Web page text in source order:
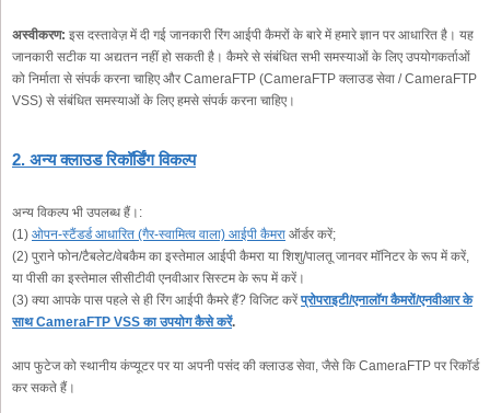
अस्वीकरण: इस दस्तावेज़ में दी गई जानकारी रिंग आईपी कैमरों के बारे में हमारे ज्ञान पर आधारित है। यह
जानकारी सटीक या अद्यतन नहीं हो सकती है। कैमरे से संबंधित सभी समस्याओं के लिए उपयोगकर्ताओं
को निर्माता से संपर्क करना चाहिए और CameraFTP (CameraFTP क्लाउड सेवा / CameraFTP
VSS) से संबंधित समस्याओं के लिए हमसे संपर्क करना चाहिए।
2. अन्य क्लाउड रिकॉर्डिंग विकल्प
अन्य विकल्प भी उपलब्ध हैं।:
(1) ओपन-स्टैंडर्ड आधारित (गैर-स्वामित्व वाला) आईपी कैमरा ऑर्डर करें;
(2) पुराने फोन/टैबलेट/वेबकैम का इस्तेमाल आईपी कैमरा या शिशु/पालतू जानवर मॉनिटर के रूप में करें,
या पीसी का इस्तेमाल सीसीटीवी एनवीआर सिस्टम के रूप में करें।
(3) क्या आपके पास पहले से ही रिंग आईपी कैमरे हैं? विजिट करेंप्रोपराइटी/एनालॉग कैमरों/एनवीआर के
साथ CameraFTP VSS का उपयोग कैसे करें.
आप फुटेज को स्थानीय कंप्यूटर पर या अपनी पसंद की क्लाउड सेवा, जैसे कि CameraFTP पर रिकॉर्ड
कर सकते हैं।